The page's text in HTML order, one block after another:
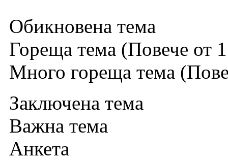
Обикновена тема
Гореща тема (Повече от
Много гореща тема
Заключена тема
Важна тема
Анкета